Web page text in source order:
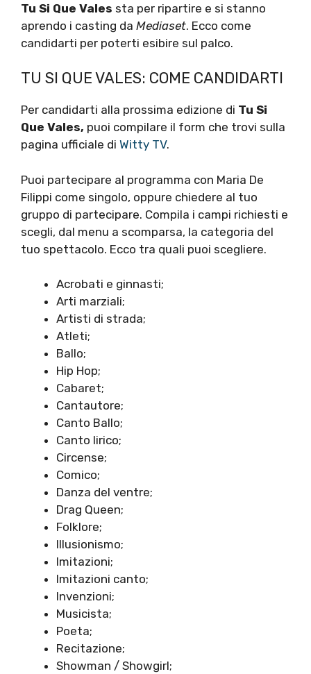
Tu Si Que Vales sta per ripartire e si stanno
aprendo i casting da Mediaset. Ecco come
candidarti per poterti esibire sul palco.
TU SI QUE VALES: COME CANDIDARTI
Per candidarti alla prossima edizione di Tu Si
Que Vales, puoi compilare il form che trovi sulla
pagina ufficiale di Witty TV.
Puoi partecipare al programma con Maria De
Filippi come singolo, oppure chiedere al tuo
gruppo di partecipare. Compila i campi richiesti e
scegli, dal menu a scomparsa, la categoria del
tuo spettacolo. Ecco tra quali puoi scegliere.
Acrobati e ginnasti;
Arti marziali;
Artisti di strada;
Atleti;
Ballo;
Hip Hop;
Cabaret;
Cantautore;
Canto Ballo;
Canto lirico;
Circense;
Comico;
Danza del ventre;
Drag Queen;
Folklore;
Illusionismo;
Imitazioni;
Imitazioni canto;
Invenzioni;
Musicista;
Poeta;
Recitazione;
Showman / Showgirl;